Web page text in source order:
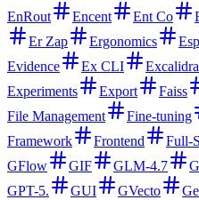
EnRout
Encent Ent Co
Er Zap
Ergonomics
Evidence
Ex CLI
Experiments
Export Faiss
File Management
Fine-tuning
Framework
Frontend Full-
GFlow
GIF GLM-4.7
GPT-5.
GUI GVecto